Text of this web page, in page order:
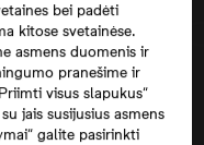
jūs turite
bei padėti
kitose svetainėse.
asmens duomenis ir
pranešime ir
visus slapukus“
jais susijusius asmens
galite pasirinkti